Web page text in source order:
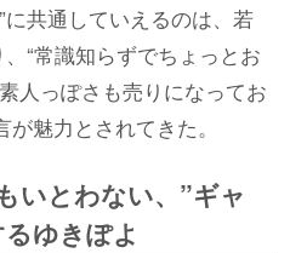
共通していえるのは、若
“常識知らずでちょっとお
人っぽさも売りになってお
魅力とされてきた。
いとわない、”ギャ
ゆきぽよ